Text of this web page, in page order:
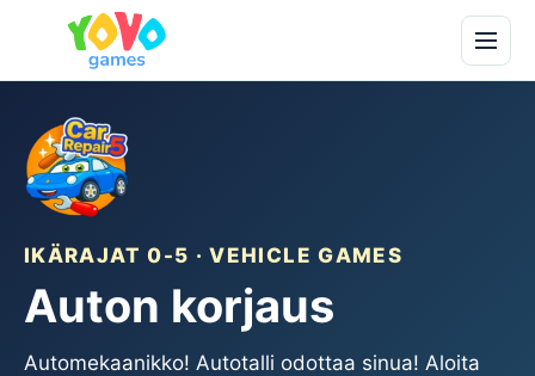
IKÄRAJAT 0-5 · VEHICLE GAMES
Auton korjaus
Automekaanikko! Autotalli odottaa sinua! Aloita